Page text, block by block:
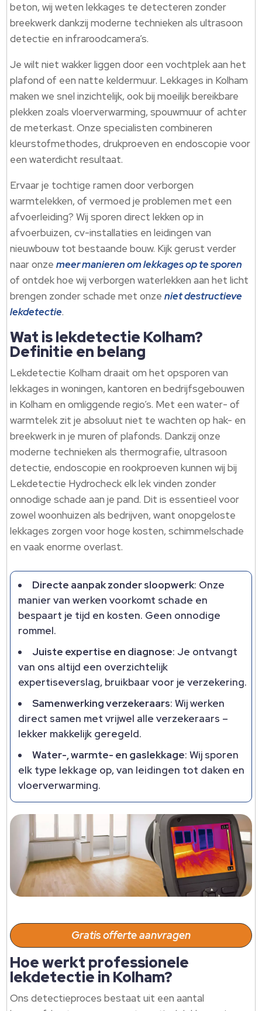
beton, wij weten lekkages te detecteren zonder
breekwerk dankzij moderne technieken als ultrasoon
detectie en infraroodcamera’s.
Je wilt niet wakker liggen door een vochtplek aan het
plafond of een natte keldermuur. Lekkages in Kolham
maken we snel inzichtelijk, ook bij moeilijk bereikbare
plekken zoals vloerverwarming, spouwmuur of achter
de meterkast. Onze specialisten combineren
kleurstofmethodes, drukproeven en endoscopie voor
een waterdicht resultaat.
Ervaar je tochtige ramen door verborgen
warmtelekken, of vermoed je problemen met een
afvoerleiding? Wij sporen direct lekken op in
afvoerbuizen, cv-installaties en leidingen van
nieuwbouw tot bestaande bouw. Kijk gerust verder
naar onzemeer manieren om lekkages op te sporen
of ontdek hoe wij verborgen waterlekken aan het licht
brengen zonder schade met onzeniet destructieve
lekdetectie.
Wat is lekdetectie Kolham?
Definitie en belang
Lekdetectie Kolham draait om het opsporen van
lekkages in woningen, kantoren en bedrijfsgebouwen
in Kolham en omliggende regio’s. Met een water- of
warmtelek zit je absoluut niet te wachten op hak- en
breekwerk in je muren of plafonds. Dankzij onze
moderne technieken als thermografie, ultrasoon
detectie, endoscopie en rookproeven kunnen wij bij
Lekdetectie Hydrocheck elk lek vinden zonder
onnodige schade aan je pand. Dit is essentieel voor
zowel woonhuizen als bedrijven, want onopgeloste
lekkages zorgen voor hoge kosten, schimmelschade
en vaak enorme overlast.
Directe aanpak zonder sloopwerk: Onze
manier van werken voorkomt schade en
bespaart je tijd en kosten. Geen onnodige
rommel.
Juiste expertise en diagnose: Je ontvangt
van ons altijd een overzichtelijk
expertiseverslag, bruikbaar voor je verzekering.
Samenwerking verzekeraars: Wij werken
direct samen met vrijwel alle verzekeraars –
lekker makkelijk geregeld.
Water-, warmte- en gaslekkage: Wij sporen
elk type lekkage op, van leidingen tot daken en
vloerverwarming.
Gratis offerte aanvragen
Hoe werkt professionele
lekdetectie in Kolham?
Ons detectieproces bestaat uit een aantal